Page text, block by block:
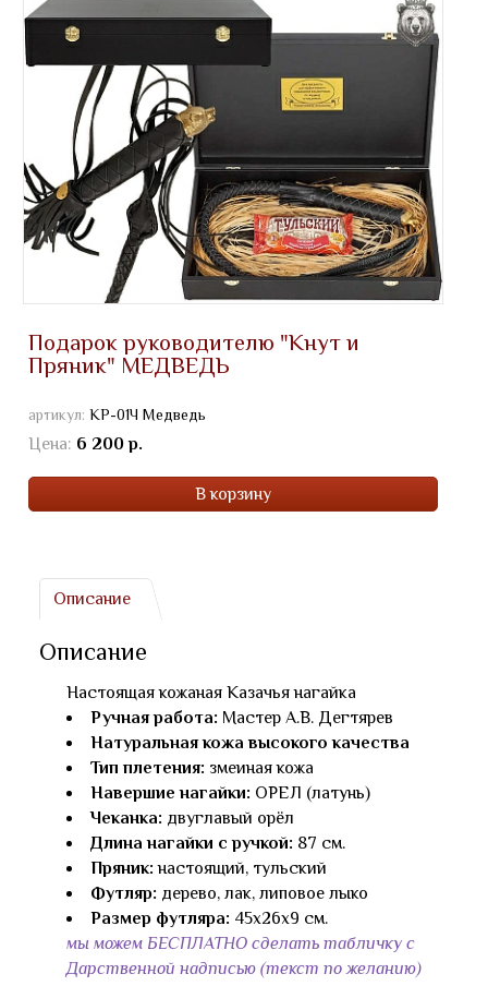
Описание
Описание
Настоящая кожаная Казачья нагайка
Ручная работа: Мастер А.В. Дегтярев
Натуральная кожа высокого качества
Тип плетения: змеиная кожа
Навершие нагайки: ОРЕЛ (латунь)
Чеканка: двуглавый орёл
Длина нагайки с ручкой: 87 см.
Пряник: настоящий, тульский
Футляр: дерево, лак, липовое лыко
Размер футляра: 45х26х9 см.
мы можем БЕСПЛАТНО сделать табличку с
Дарственной надписью (текст по желанию)
Подарок руководителю "Кнут и
Пряник" МЕДВЕДЬ
артикул: КР-01Ч Медведь
Цена: 6 200 р.
В корзину